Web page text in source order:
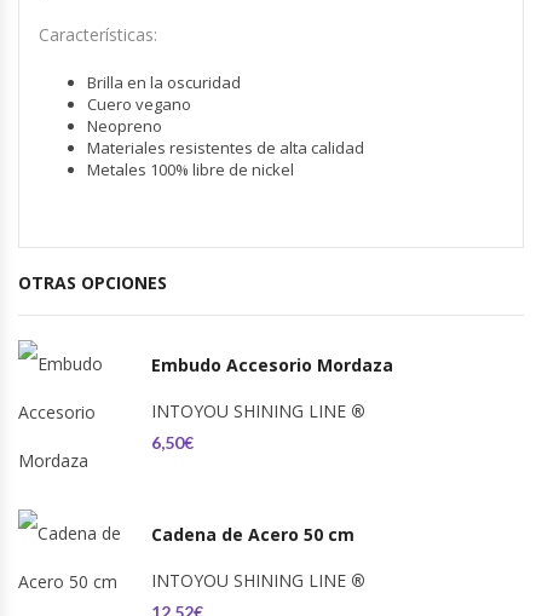
Características:
Brilla en la oscuridad
Cuero vegano
Neopreno
Materiales resistentes de alta calidad
Metales 100% libre de nickel
OTRAS OPCIONES
Embudo Accesorio Mordaza
INTOYOU SHINING LINE ®
6,50€
Cadena de Acero 50 cm
INTOYOU SHINING LINE ®
12,52€